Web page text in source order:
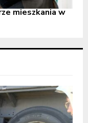
mieszkania w